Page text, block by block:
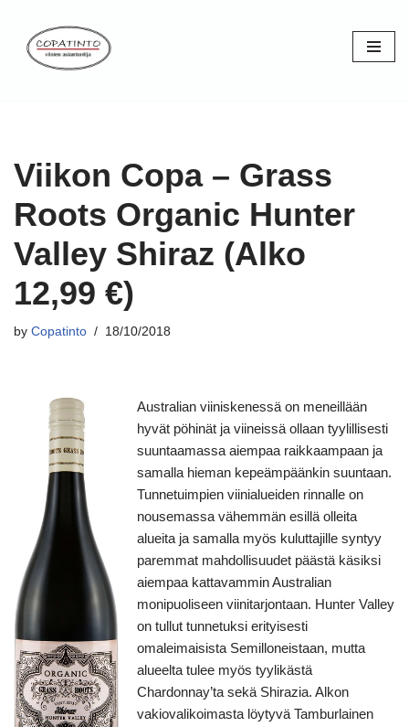
Skip
Viikon Copa – Grass
Roots Organic Hunter
Valley Shiraz (Alko
12,99 €)
by Copatinto 18/10/2018
Australian viiniskenessä on meneillään
hyvät pöhinät ja viineissä ollaan tyylillisesti
suuntaamassa aiempaa raikkaampaan ja
samalla hieman kepeämpäänkin suuntaan.
Tunnetuimpien viinialueiden rinnalle on
nousemassa vähemmän esillä olleita
alueita ja samalla myös kuluttajille syntyy
paremmat mahdollisuudet päästä käsiksi
aiempaa kattavammin Australian
monipuoliseen viinitarjontaan. Hunter Valley
on tullut tunnetuksi erityisesti
omaleimaisista Semilloneistaan, mutta
alueelta tulee myös tyylikästä
Chardonnay’ta sekä Shirazia. Alkon
vakiovalikoimasta löytyvä Tamburlainen